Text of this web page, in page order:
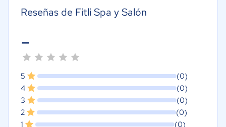
Reseñas de Fitli Spa y Salón
-
5
(0)
4
(0)
3
(0)
2
(0)
1
(0)